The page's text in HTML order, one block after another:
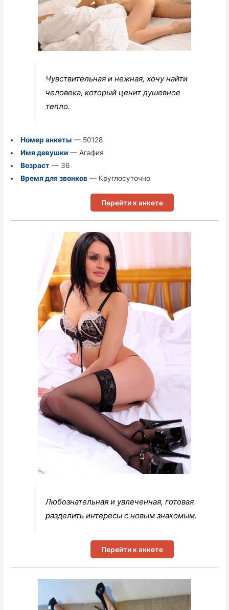
Чувствительная и нежная, хочу найти
человека, который ценит душевное
тепло.
Номер анкеты— 50128
Имя девушки— Агафия
Возраст— 36
Время для звонков— Круглосуточно
Перейти к анкете
Любознательная и увлеченная, готовая
разделить интересы с новым знакомым.
Перейти к анкете